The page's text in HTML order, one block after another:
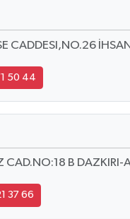
CADDESI,NO.26
50 44
CAD.NO:18 B DAZKIRI-
37 66